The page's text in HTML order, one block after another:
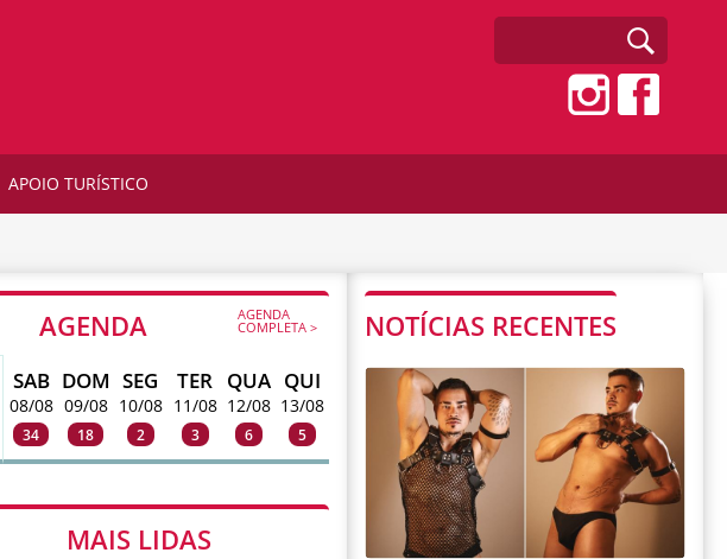
APOIO TURÍSTICO
AGENDA AGENDA
COMPLETA >
SAB
08/08
34
DOM
09/08
18
SEG
10/08
2
TER
11/08
3
QUA
12/08
6
QUI
13/08
5
MAIS LIDAS
NOTÍCIAS RECENTES